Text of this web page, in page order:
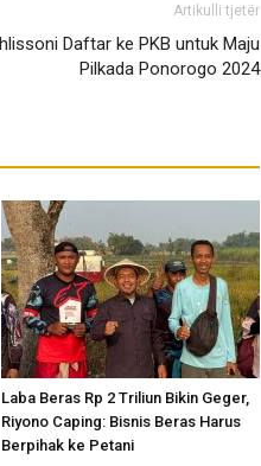
Artikulli tjetër
Daftar ke PKB untuk Maju
Pilkada Ponorogo 2024
Laba Beras Rp 2 Triliun Bikin Geger,
Riyono Caping: Bisnis Beras Harus
Berpihak ke Petani